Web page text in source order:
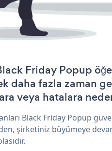
Friday Popup
daha fazla zaman
veya hatalara
Black Friday Popup
şirketiniz büyümeye